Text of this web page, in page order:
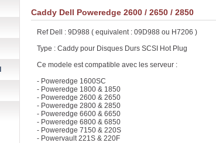
Caddy Dell Poweredge 2600 / 2650 / 2850
Ref Dell : 9D988 ( equivalent : 09D988 ou H7206 )
Type : Caddy pour Disques Durs SCSI Hot Plug
Ce modele est compatible avec les serveur :
- Poweredge 1600SC
- Poweredge 1800 & 1850
- Poweredge 2600 & 2650
- Poweredge 2800 & 2850
- Poweredge 6600 & 6650
- Poweredge 6800 & 6850
- Poweredge 7150 & 220S
- Powervault 221S & 220F